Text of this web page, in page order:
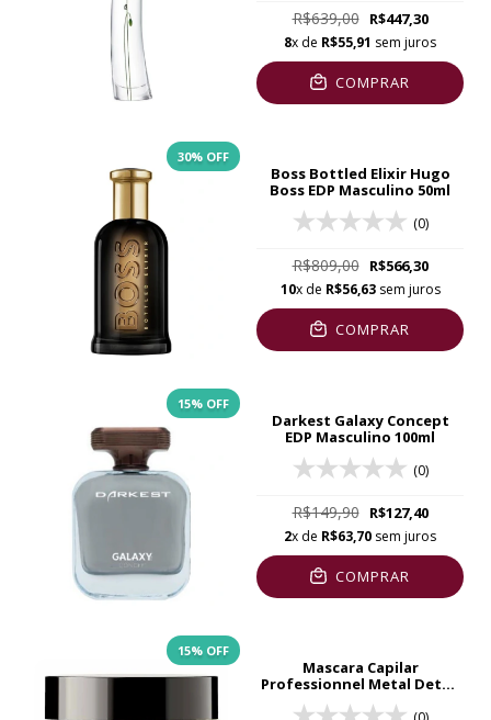
R$639,00 R$447,30
8x de R$55,91 sem juros
COMPRAR
30% OFF
Boss Bottled Elixir Hugo
Boss EDP Masculino 50ml
(0)
R$809,00 R$566,30
10x de R$56,63sem juros
COMPRAR
15% OFF
Darkest Galaxy Concept
EDP Masculino 100ml
(0)
R$149,90 R$127,40
2x de R$63,70 sem juros
COMPRAR
15% OFF
Mascara Capilar
Professionnel Metal Detox
L’Oreal 250g